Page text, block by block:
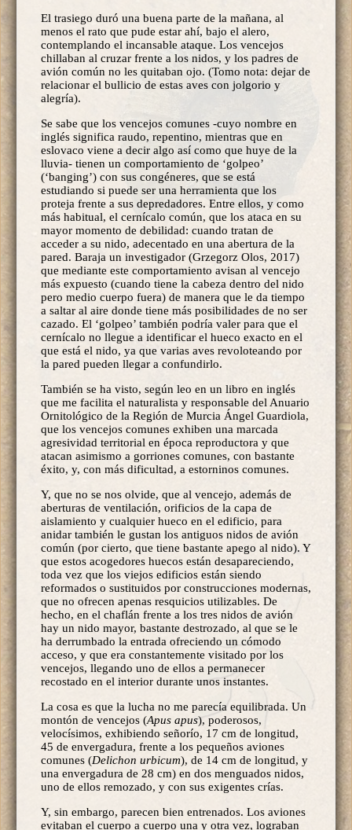
El trasiego duró una buena parte de la mañana, al
menos el rato que pude estar ahí, bajo el alero,
contemplando el incansable ataque. Los vencejos
chillaban al cruzar frente a los nidos, y los padres de
avión común no les quitaban ojo. (Tomo nota: dejar de
relacionar el bullicio de estas aves con jolgorio y
alegría).
Se sabe que los vencejos comunes -cuyo nombre en
inglés significa raudo, repentino, mientras que en
eslovaco viene a decir algo así como que huye de la
lluvia- tienen un comportamiento de ‘golpeo’
(‘banging’) con sus congéneres, que se está
estudiando si puede ser una herramienta que los
proteja frente a sus depredadores. Entre ellos, y como
más habitual, el cernícalo común, que los ataca en su
mayor momento de debilidad: cuando tratan de
acceder a su nido, adecentado en una abertura de la
pared. Baraja un investigador (Grzegorz Olos, 2017)
que mediante este comportamiento avisan al vencejo
más expuesto (cuando tiene la cabeza dentro del nido
pero medio cuerpo fuera) de manera que le da tiempo
a saltar al aire donde tiene más posibilidades de no ser
cazado. El ‘golpeo’ también podría valer para que el
cernícalo no llegue a identificar el hueco exacto en el
que está el nido, ya que varias aves revoloteando por
la pared pueden llegar a confundirlo.
También se ha visto, según leo en un libro en inglés
que me facilita el naturalista y responsable del Anuario
Ornitológico de la Región de Murcia Ángel Guardiola,
que los vencejos comunes exhiben una marcada
agresividad territorial en época reproductora y que
atacan asimismo a gorriones comunes, con bastante
éxito, y, con más dificultad, a estorninos comunes.
Y, que no se nos olvide, que al vencejo, además de
aberturas de ventilación, orificios de la capa de
aislamiento y cualquier hueco en el edificio, para
anidar también le gustan los antiguos nidos de avión
común (por cierto, que tiene bastante apego al nido). Y
que estos acogedores huecos están desapareciendo,
toda vez que los viejos edificios están siendo
reformados o sustituidos por construcciones modernas,
que no ofrecen apenas resquicios utilizables. De
hecho, en el chaflán frente a los tres nidos de avión
hay un nido mayor, bastante destrozado, al que se le
ha derrumbado la entrada ofreciendo un cómodo
acceso, y que era constantemente visitado por los
vencejos, llegando uno de ellos a permanecer
recostado en el interior durante unos instantes.
La cosa es que la lucha no me parecía equilibrada. Un
montón de vencejos (Apus apus), poderosos,
velocísimos, exhibiendo señorío, 17 cm de longitud,
45 de envergadura, frente a los pequeños aviones
comunes (Delichon urbicum), de 14 cm de longitud, y
una envergadura de 28 cm) en dos menguados nidos,
uno de ellos remozado, y con sus exigentes crías.
Y, sin embargo, parecen bien entrenados. Los aviones
evitaban el cuerpo a cuerpo una y otra vez, lograban